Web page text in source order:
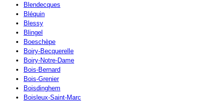
Blendecques
Bléquin
Blessy
Blingel
Boeschèpe
Boiry-Becquerelle
Boiry-Notre-Dame
Bois-Bernard
Bois-Grenier
Boisdinghem
Boisleux-Saint-Marc